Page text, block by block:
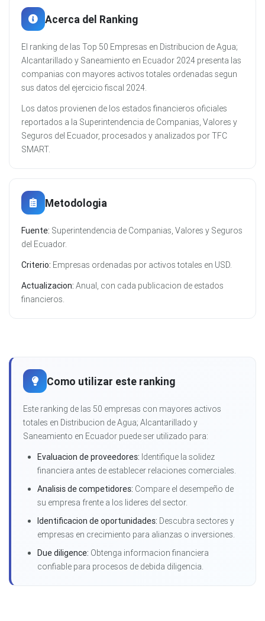
Acerca del Ranking
El ranking de las Top 50 Empresas en Distribucion de Agua;
Alcantarillado y Saneamiento en Ecuador 2024 presenta las
companias con mayores activos totales ordenadas segun
sus datos del ejercicio fiscal 2024.
Los datos provienen de los estados financieros oficiales
reportados a la Superintendencia de Companias, Valores y
Seguros del Ecuador, procesados y analizados por TFC
SMART.
Metodologia
Fuente: Superintendencia de Companias, Valores y Seguros
del Ecuador.
Criterio: Empresas ordenadas por activos totales en USD.
Actualizacion: Anual, con cada publicacion de estados
financieros.
Como utilizar este ranking
Este ranking de las 50 empresas con mayores activos
totales en Distribucion de Agua; Alcantarillado y
Saneamiento en Ecuador puede ser utilizado para:
Evaluacion de proveedores: Identifique la solidez
financiera antes de establecer relaciones comerciales.
Analisis de competidores: Compare el desempeño de
su empresa frente a los lideres del sector.
Identificacion de oportunidades: Descubra sectores y
empresas en crecimiento para alianzas o inversiones.
Due diligence: Obtenga informacion financiera
confiable para procesos de debida diligencia.